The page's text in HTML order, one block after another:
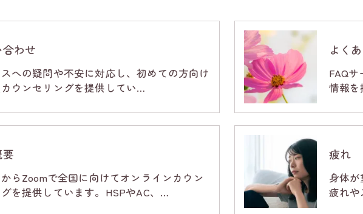
わせ
への疑問や不安に対応し、初めての方向け
ウンセリングを提供してい…
よく
FAQ
情報
らZoomで全国に向けてオンラインカウン
を提供しています。HSPやAC、…
疲れ
身体
疲れ